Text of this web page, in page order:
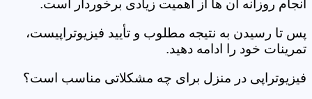
انجام روزانه آن ها از اهمیت زیادی برخوردار است.
پس تا رسیدن به نتیجه مطلوب و تأیید فیزیوتراپیست،
تمرینات خود را ادامه دهید.
فیزیوتراپی در منزل برای چه مشکلاتی مناسب است؟